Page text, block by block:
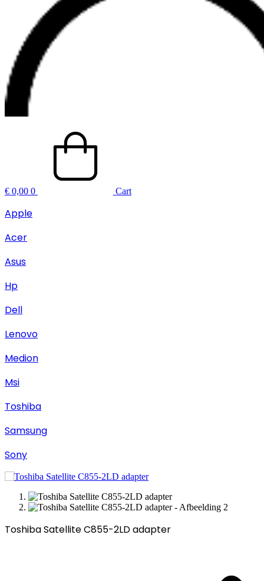
€ 0,00 0 Cart
Apple
Acer
Asus
Hp
Dell
Lenovo
Medion
Msi
Toshiba
Samsung
Sony
Toshiba Satellite C855-2LD adapter